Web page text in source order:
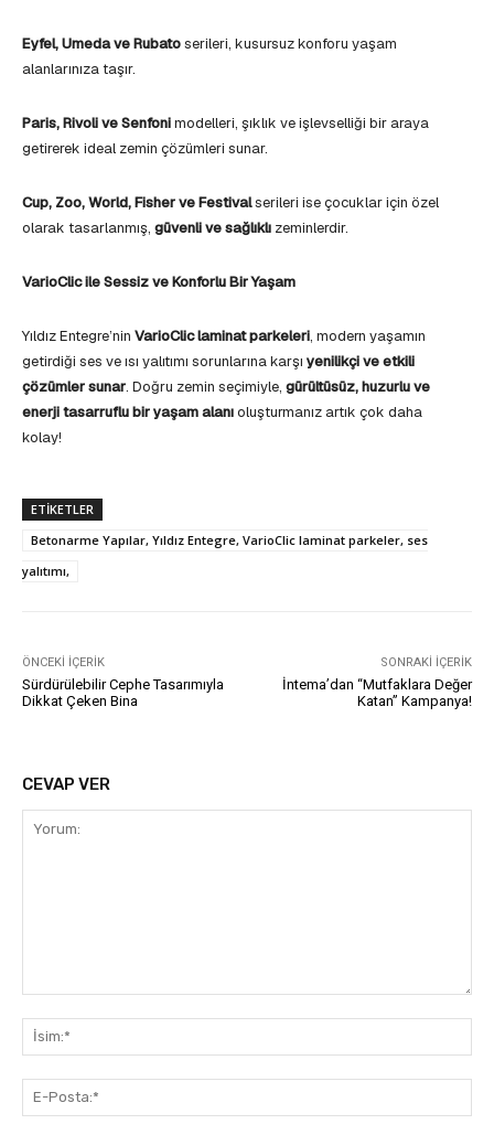
Eyfel, Umeda ve Rubatoserileri, kusursuz konforu yaşam
alanlarınıza taşır.
Paris, Rivoli ve Senfonimodelleri, şıklık ve işlevselliği bir araya
getirerek ideal zemin çözümleri sunar.
Cup, Zoo, World, Fisher ve Festivalserileri ise çocuklar için özel
olarak tasarlanmış, güvenli ve sağlıklı zeminlerdir.
VarioClic ile Sessiz ve Konforlu Bir Yaşam
Yıldız Entegre’nin VarioClic laminat parkeleri, modern yaşamın
getirdiği ses ve ısı yalıtımı sorunlarına karşı yenilikçi ve etkili
çözümler sunar. Doğru zemin seçimiyle, gürültüsüz, huzurlu ve
enerji tasarruflu bir yaşam alanıoluşturmanız artık çok daha
kolay!
ETIKETLER
Betonarme Yapılar, Yıldız Entegre, VarioClic laminat parkeler, ses
yalıtımı,
ÖNCEKI İÇERIK
Sürdürülebilir Cephe Tasarımıyla
Dikkat Çeken Bina
SONRAKI İÇERIK
İntema’dan “Mutfaklara Değer
Katan” Kampanya!
CEVAP VER